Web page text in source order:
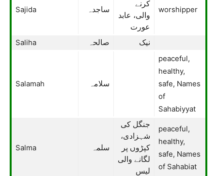
Sajida ساجدہ
کرنے
والی، عابد
عورت
worshipper
Saliha صالحہ نیک
Salamah سلامہ
peaceful,
healthy,
safe, Names
of
Sahabiyyat
Salma سلمہ
جنگل کی
شہزادی،
کپڑوں پر
لگانے والی
لیس
peaceful,
healthy,
safe, Names
of Sahabiat